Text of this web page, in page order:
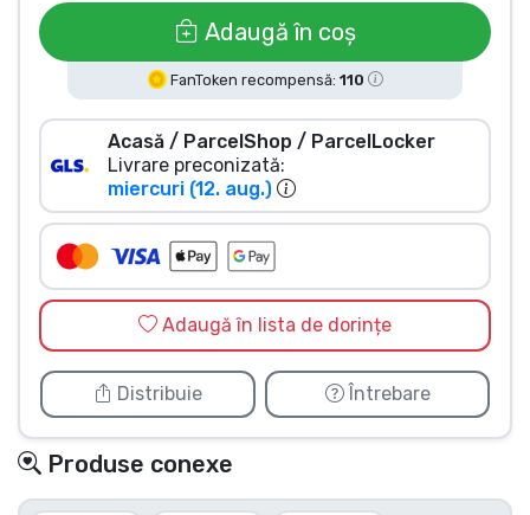
Adaugă în coș
FanToken recompensă: 110
Acasă / ParcelShop / ParcelLocker
Livrare preconizată:
miercuri (12. aug.)
Adaugă în lista de dorințe
Distribuie Întrebare
Produse conexe